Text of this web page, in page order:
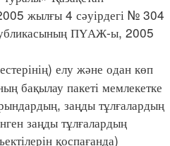
жылғы 4 сәуірдегі № 304
ПҮАЖ-ы, 2005
елу және одан көп
бақылау пакеті мемлекетке
заңды тұлғалардың
заңды тұлғалардың
қоспағанда)